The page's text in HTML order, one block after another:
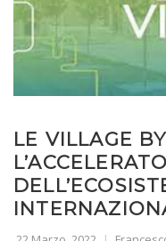
LE VILLAGE